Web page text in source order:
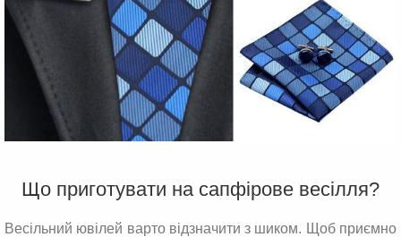
Що приготувати на сапфірове весілля?
Весільний ювілей варто відзначити з шиком. Щоб приємно